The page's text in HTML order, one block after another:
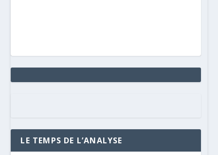
LE TEMPS DE L’ANALYSE